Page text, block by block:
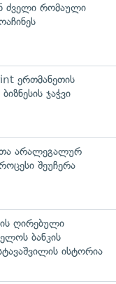
ძველი რომაული
ერთმანეთის
ჯაჭვი
არალეგალურ
შეუჩერა
ღირებული
ბანკის
ისტორია